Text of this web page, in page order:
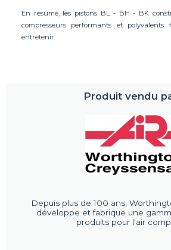
En résumé, les pistons BL - BH - BK
compresseurs performants et
entretenir.
Produit vendu
Depuis plus de 100 ans,
développe et fabrique une
produits pour l'air